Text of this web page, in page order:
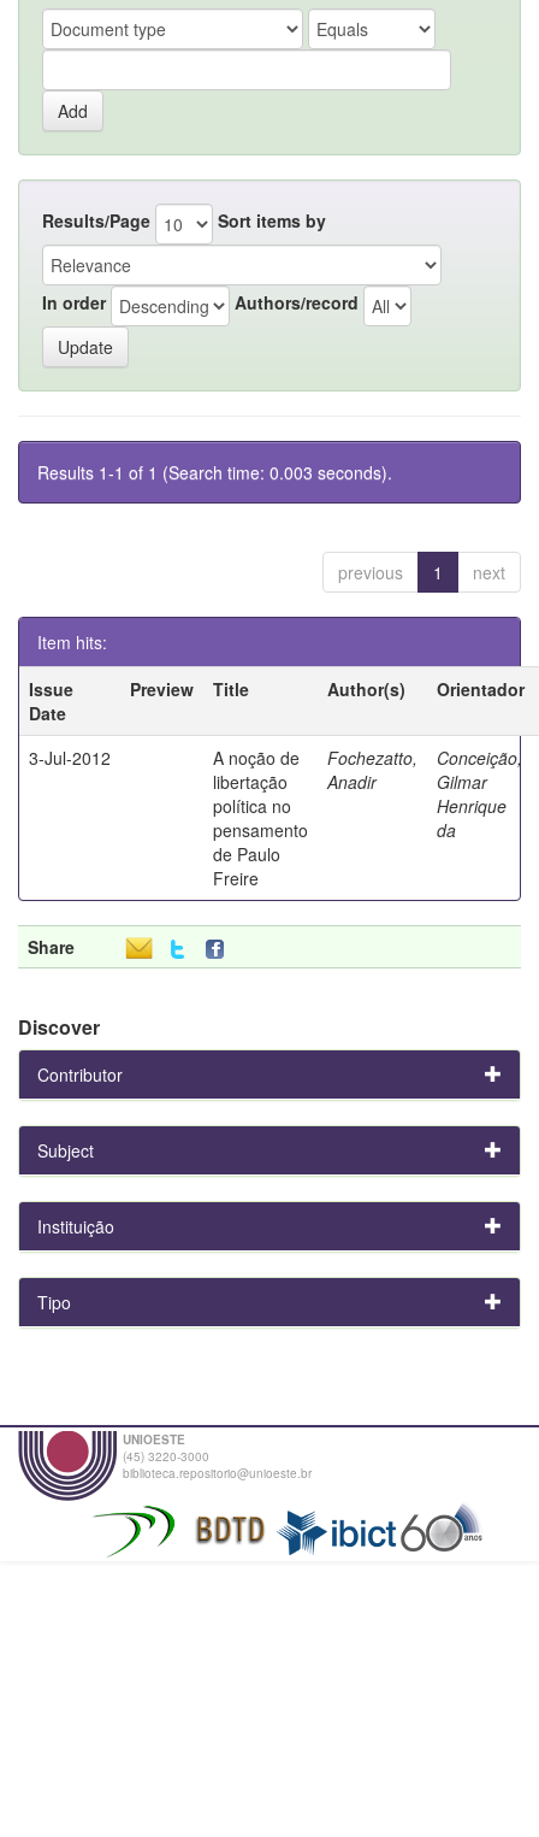
Results/Page Sort items by
In order Authors/record
Results 1-1 of 1 (Search time: 0.003 seconds).
previous 1 next
Item hits:
Issue
Date
Preview Title Author(s) Orientador
3-Jul-2012
A noção de
libertação
política no
pensamento
de Paulo
Freire
Fochezatto,
Anadir
Conceição,
Gilmar
Henrique
da
Share
Discover
Contributor
Subject
Instituição
Tipo
UNIOESTE
(45) 3220-3000
biblioteca.repositorio@unioeste.br